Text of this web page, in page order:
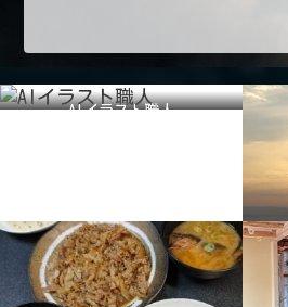
AIイラスト職人